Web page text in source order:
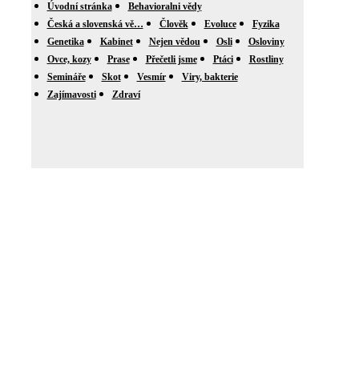
Úvodní stránka
Behavioralni vědy
Česká a slovenská vě…
Člověk Evoluce
Fyzika
Genetika
Kabinet Nejen vědou Osli
Osloviny
Ovce, kozy
Prase Přečetli jsme Ptáci
Rostliny
Semináře
Skot Vesmír
Viry, bakterie
Zajímavosti
Zdraví